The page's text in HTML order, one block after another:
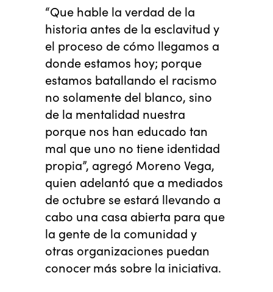
“Que hable la verdad de la
historia antes de la esclavitud y
el proceso de cómo llegamos a
donde estamos hoy; porque
estamos batallando el racismo
no solamente del blanco, sino
de la mentalidad nuestra
porque nos han educado tan
mal que uno no tiene identidad
propia”, agregó Moreno Vega,
quien adelantó que a mediados
de octubre se estará llevando a
cabo una casa abierta para que
la gente de la comunidad y
otras organizaciones puedan
conocer más sobre la iniciativa.